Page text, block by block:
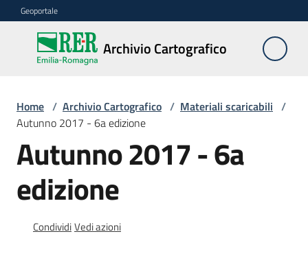
Vai al contenuto
Vai alla navigazione
Vai al footer
Geoportale
Archivio Cartografico
Archivio
Cartografico
I
servizi
nostri
Home / Archivio Cartografico / Materiali scaricabili /
Autunno 2017 - 6a edizione
Autunno 2017 - 6a
edizione
CondividiVedi azioni